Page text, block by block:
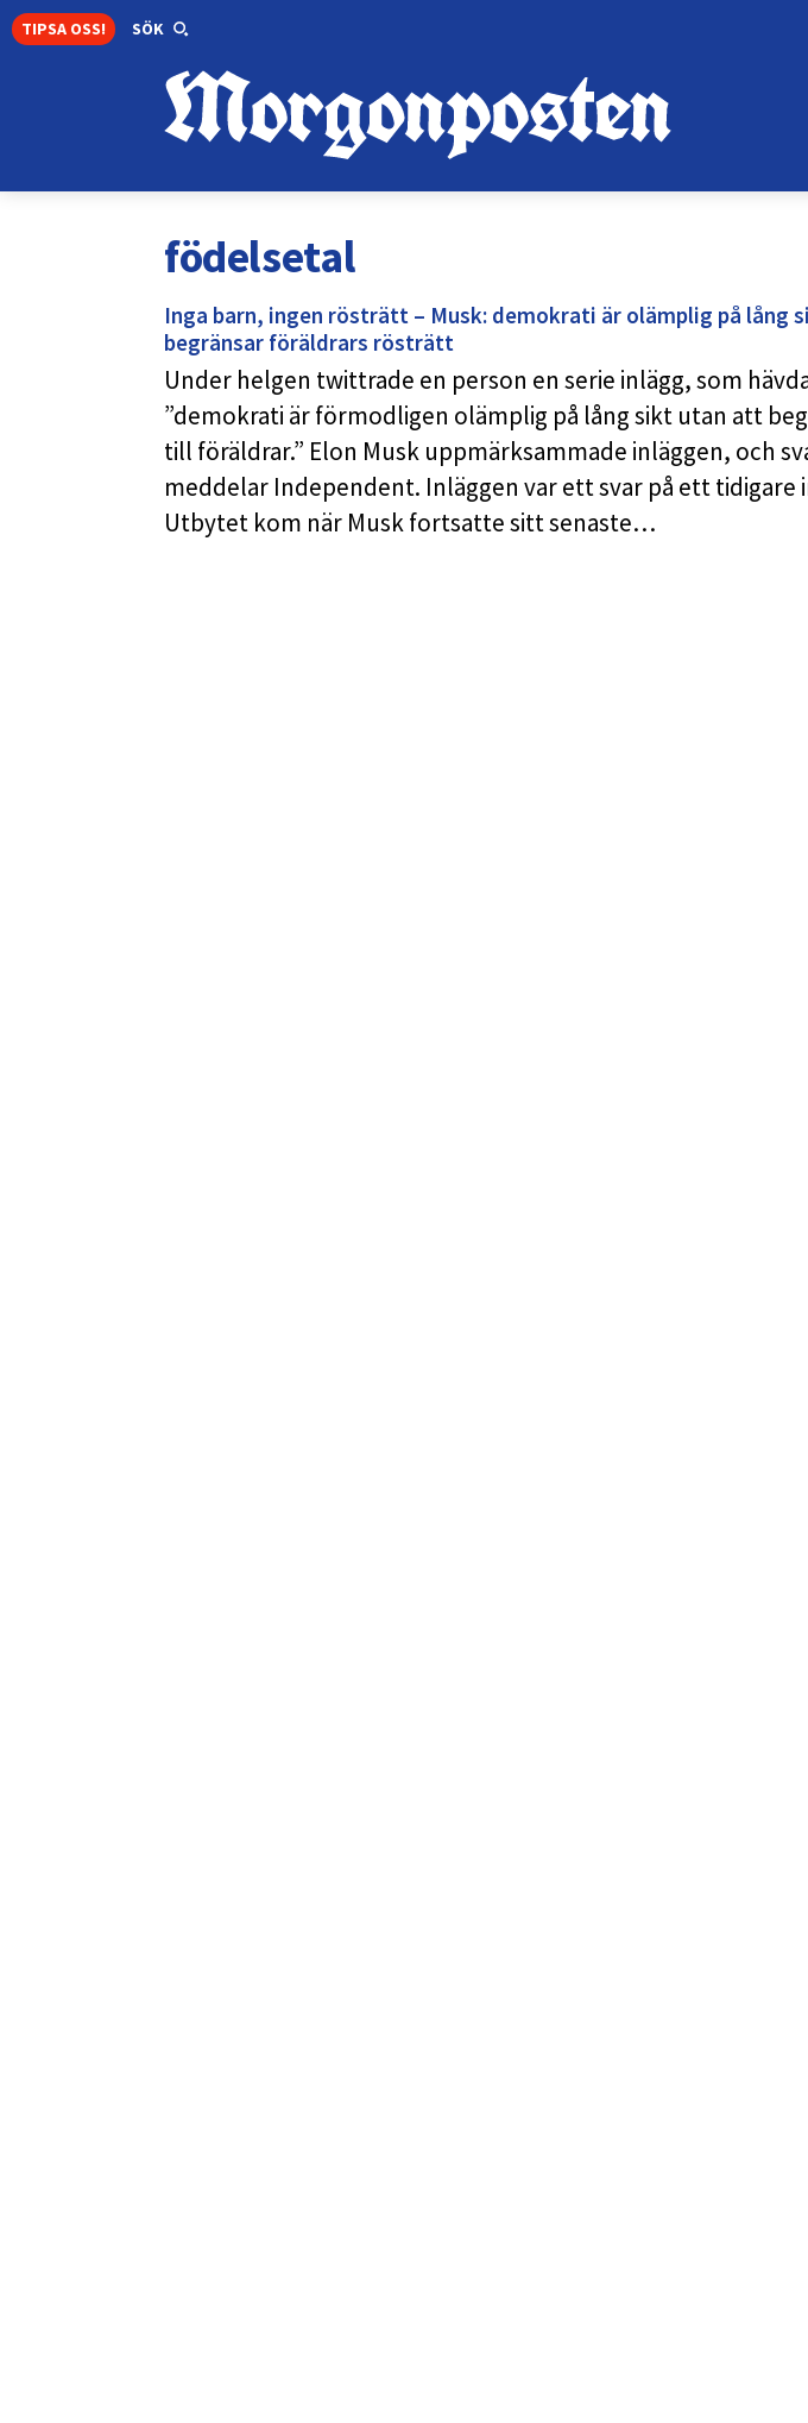
TIPSA OSS! SÖK
födelsetal
Inga barn, ingen rösträtt – Musk: demokrati är olämplig på lång
begränsar föräldrars rösträtt
Under helgen twittrade en person en serie inlägg, som
”demokrati är förmodligen olämplig på lång sikt utan att
till föräldrar.” Elon Musk uppmärksammade inläggen, och
meddelar Independent. Inläggen var ett svar på ett tidigare
Utbytet kom när Musk fortsatte sitt senaste…